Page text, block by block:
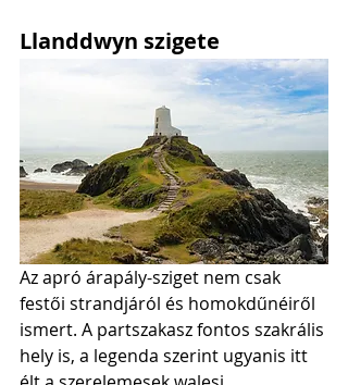
Llanddwyn szigete
Az apró árapály-sziget nem csak
festői strandjáról és homokdűnéiről
ismert. A partszakasz fontos szakrális
hely is, a legenda szerint ugyanis itt